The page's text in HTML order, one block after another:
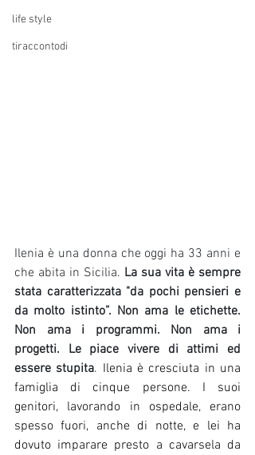
life style
tiraccontodi
Ilenia è una donna che oggi ha 33 anni e
che abita in Sicilia. La sua vita è sempre
stata caratterizzata "da pochi pensieri e
da molto istinto”. Non ama le etichette.
Non ama i programmi. Non ama i
progetti. Le piace vivere di attimi ed
essere stupita. Ilenia è cresciuta in una
famiglia di cinque persone. I suoi
genitori, lavorando in ospedale, erano
spesso fuori, anche di notte, e lei ha
dovuto imparare presto a cavarsela da